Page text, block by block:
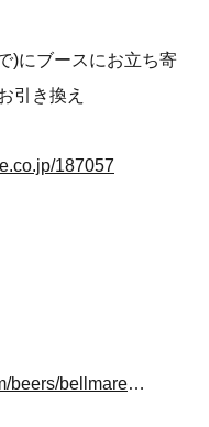
)にブースにお立ち寄
引き換え
187057